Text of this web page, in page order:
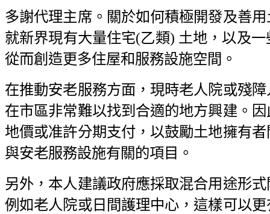
多謝代理主席。關於如何積極開發及善
就新界現有大量住宅(乙類) 土地，以及
從而創造更多住屋和服務設施空間。
在推動安老服務方面，現時老人院或殘
在市區非常難以找到合適的地方興建。
地價或准許分期支付，以鼓勵土地擁有
與安老服務設施有關的項目。
另外，本人建議政府應採取混合用途形
例如老人院或日間護理中心，這樣可以